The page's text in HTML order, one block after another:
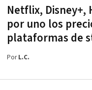
Netflix, Disney+,
por uno los
plataformas de
PorL.C.